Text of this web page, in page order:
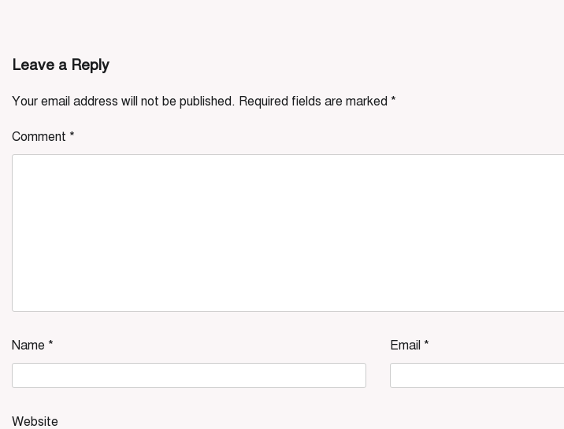
Leave a Reply
Your email address will not be published. Required fields are marked *
Comment *
Name * Email *
Website